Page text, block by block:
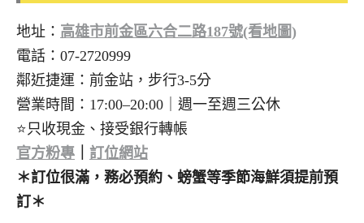
地址： 高雄市前金區六合二路187號(看地圖)
電話：07-2720999
鄰近捷運：前金站，步行3-5分
營業時間：17:00–20:00｜週一至週三公休
⭐只收現金、接受銀行轉帳
官方粉專
訂位網站
＊訂位很滿，務必預約 、螃蟹等季節海鮮須提前預
訂＊